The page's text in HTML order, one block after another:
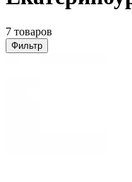
7 товаров
Фильтр